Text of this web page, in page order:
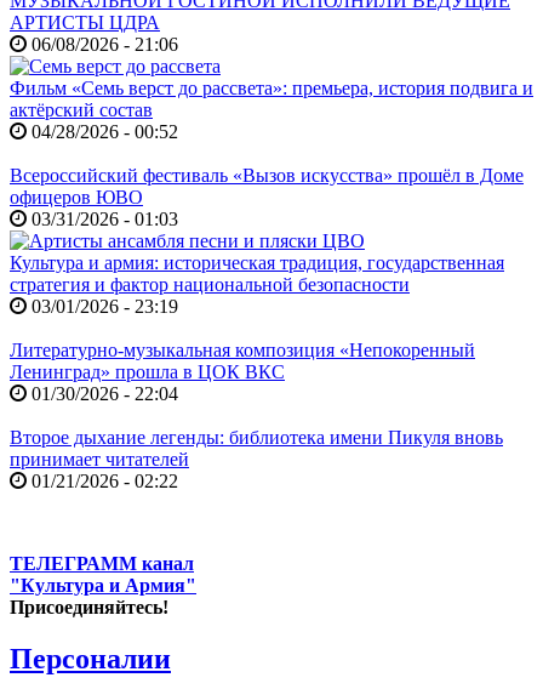
АРТИСТЫ ЦДРА
06/08/2026 - 21:06
Фильм «Семь верст до рассвета»: премьера, история подвига и
актёрский состав
04/28/2026 - 00:52
Всероссийский фестиваль «Вызов искусства» прошёл в Доме
офицеров ЮВО
03/31/2026 - 01:03
Культура и армия: историческая традиция, государственная
стратегия и фактор национальной безопасности
03/01/2026 - 23:19
Литературно-музыкальная композиция «Непокоренный
Ленинград» прошла в ЦОК ВКС
01/30/2026 - 22:04
Второе дыхание легенды: библиотека имени Пикуля вновь
принимает читателей
01/21/2026 - 02:22
ТЕЛЕГРАММ канал
"Культура и Армия"
Присоединяйтесь!
Персоналии